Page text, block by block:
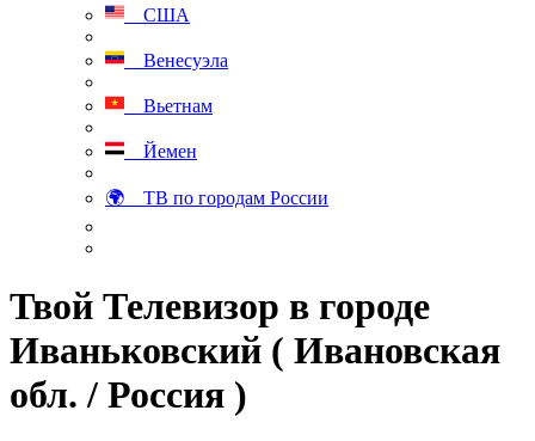
США
Венесуэла
Вьетнам
Йемен
🌍 ТВ по городам России
Твой Телевизор в городе
Иваньковский ( Ивановская
обл. / Россия )